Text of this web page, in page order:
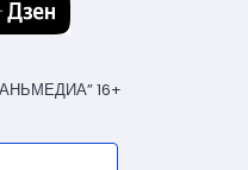
16+